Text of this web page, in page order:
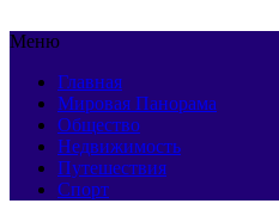
Меню
Главная
Мировая Панорама
Общество
Недвижимость
Путешествия
Спорт